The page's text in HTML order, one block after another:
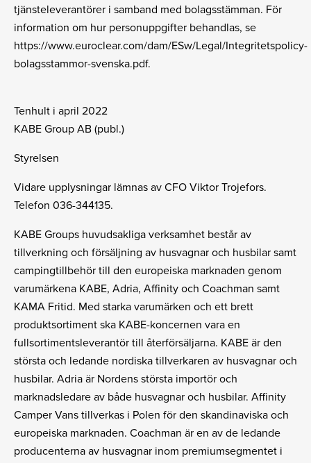
tjänsteleverantörer i samband med bolagsstämman. För
information om hur personuppgifter behandlas, se
https://www.euroclear.com/dam/ESw/Legal/Integritetspolicy-
bolagsstammor-svenska.pdf.
Tenhult i april 2022
KABE Group AB (publ.)
Styrelsen
Vidare upplysningar lämnas av CFO Viktor Trojefors.
Telefon 036-344135.
KABE Groups huvudsakliga verksamhet består av
tillverkning och försäljning av husvagnar och husbilar samt
campingtillbehör till den europeiska marknaden genom
varumärkena KABE, Adria, Affinity och Coachman samt
KAMA Fritid. Med starka varumärken och ett brett
produktsortiment ska KABE-koncernen vara en
fullsortimentsleverantör till återförsäljarna. KABE är den
största och ledande nordiska tillverkaren av husvagnar och
husbilar. Adria är Nordens största importör och
marknadsledare av både husvagnar och husbilar. Affinity
Camper Vans tillverkas i Polen för den skandinaviska och
europeiska marknaden. Coachman är en av de ledande
producenterna av husvagnar inom premiumsegmentet i